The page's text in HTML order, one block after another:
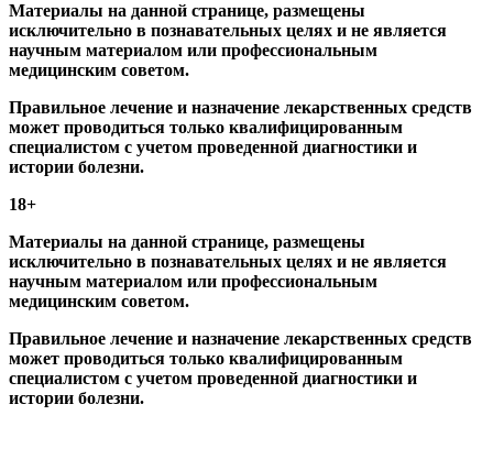
Материалы на данной странице, размещены
исключительно в познавательных целях и не является
научным материалом или профессиональным
медицинским советом.
Правильное лечение и назначение лекарственных средств
может проводиться только квалифицированным
специалистом с учетом проведенной диагностики и
истории болезни.
18+
Материалы на данной странице, размещены
исключительно в познавательных целях и не является
научным материалом или профессиональным
медицинским советом.
Правильное лечение и назначение лекарственных средств
может проводиться только квалифицированным
специалистом с учетом проведенной диагностики и
истории болезни.